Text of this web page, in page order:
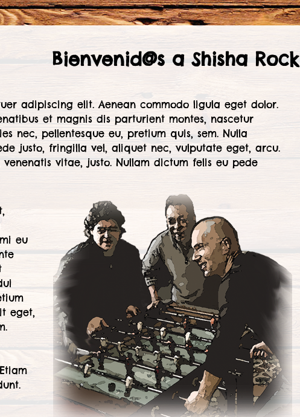
Bienvenid@s a Shisha Rock
adipiscing elit. Aenean commodo ligula eget dolor.
et magnis dis parturient montes, nascetur
nec, pellentesque eu, pretium quis, sem. Nulla
justo, fringilla vel, aliquet nec, vulputate eget, arcu.
vitae, justo. Nullam dictum felis eu pede
eu
eget,